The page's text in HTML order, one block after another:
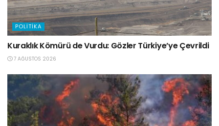
POLITIKA
Kuraklık Kömürü de Vurdu: Gözler Türkiye’ye Çevrildi
7 AĞUSTOS 2026